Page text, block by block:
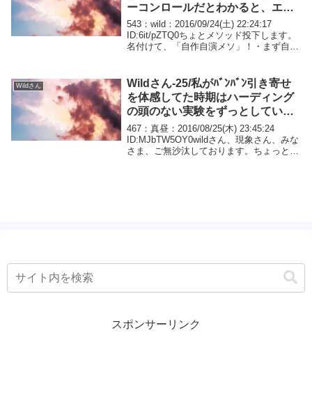
ーコンロールだとわかると、エゴ
の介在する余地はありませんね。
543：wild：2016/09/24(土) 22:24:17
ID:6it/pZTQ0ちょとメソッド投下します。
名付けて、「自作自演メソ」！・まず自分
コン、表示さ...
Wildさん
Wildさん-25/私がﾊﾞﾝﾊﾞﾝ引き寄せ
を体感してた時期はハーディング
の頭のない実験をずっとしている
時でした
467：真昼：2016/08/25(木) 23:45:24
ID:MJbTW5OY0wildさん、現象さん、みな
さま、ご無沙汰しております。ちょっとこ
スポンサーリンク